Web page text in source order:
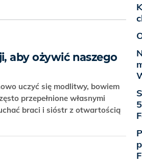
aby ożywić naszego
uczyć się modlitwy, bowiem
przepełnione własnymi
braci i sióstr z otwartością